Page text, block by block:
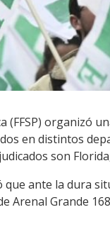
(FFSP) organizó
en distintos
son
ante la dura
Arenal Grande